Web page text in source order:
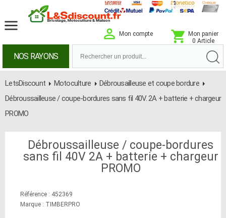
Mon compte
Mon panier
0 Article
NOS RAYONS
LetsDiscount Motoculture
Débrousailleuse et coupe bordure
Débroussailleuse / coupe-bordures sans fil 40V. 2A + batterie + chargeur
PROMO
Débroussailleuse / coupe-bordures
sans fil 40V 2A + batterie + chargeur
PROMO
Référence : 452369
Marque : TIMBERPRO